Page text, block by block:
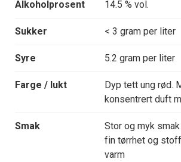
Alkoholprosent 14.5 % vol.
Sukker < 3 gram per liter
Syre 5.2 gram per liter
Farge / lukt
Dyp tett ung rød.
konsentrert duft
Smak
Stor og myk
fin tørrhet og
varm